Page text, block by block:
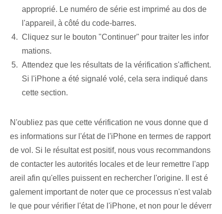
approprié. Le numéro de série est imprimé au dos de
l'appareil, à côté du code-barres.
Cliquez sur le bouton "Continuer" pour traiter les infor
mations.
Attendez que les résultats de la vérification s'affichent.
Si l'iPhone a été signalé volé, cela sera indiqué dans
cette section.
N'oubliez pas que cette vérification ne vous donne que d
es informations sur l'état de l'iPhone en termes de rapport
de vol. Si le résultat est positif, nous vous recommandons
de contacter les autorités locales et de leur remettre l'app
areil afin qu'elles puissent en rechercher l'origine. Il est é
galement important de noter que ce processus n'est valab
le que pour vérifier l'état de l'iPhone, et non pour le déverr